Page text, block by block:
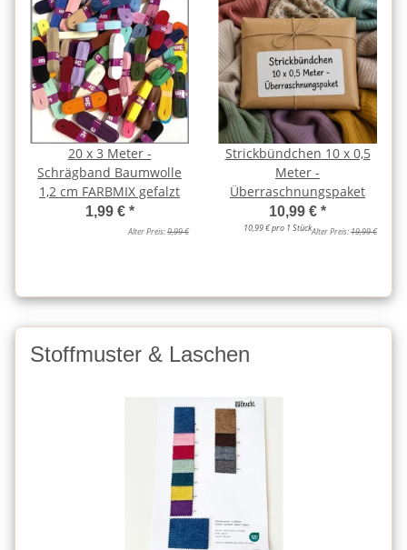
20 x 3 Meter -
Schrägband Baumwolle
1,2 cm FARBMIX gefalzt
1,99 € *
Alter Preis:9,99 €
Strickbündchen 10 x 0,5
Meter -
Überraschnungspaket
10,99 € *
10,99 € pro 1 StückAlter Preis:19,99 €
Stoffmuster & Laschen